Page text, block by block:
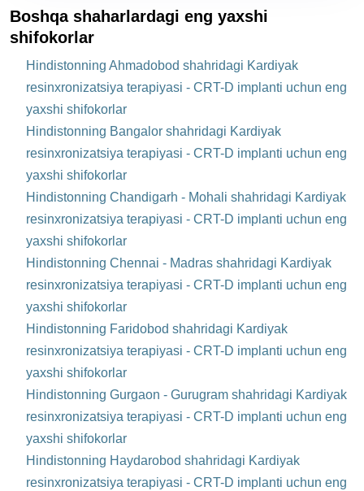
Boshqa shaharlardagi eng yaxshi
shifokorlar
Hindistonning Ahmadobod shahridagi Kardiyak
resinxronizatsiya terapiyasi - CRT-D implanti uchun eng
yaxshi shifokorlar
Hindistonning Bangalor shahridagi Kardiyak
resinxronizatsiya terapiyasi - CRT-D implanti uchun eng
yaxshi shifokorlar
Hindistonning Chandigarh - Mohali shahridagi Kardiyak
resinxronizatsiya terapiyasi - CRT-D implanti uchun eng
yaxshi shifokorlar
Hindistonning Chennai - Madras shahridagi Kardiyak
resinxronizatsiya terapiyasi - CRT-D implanti uchun eng
yaxshi shifokorlar
Hindistonning Faridobod shahridagi Kardiyak
resinxronizatsiya terapiyasi - CRT-D implanti uchun eng
yaxshi shifokorlar
Hindistonning Gurgaon - Gurugram shahridagi Kardiyak
resinxronizatsiya terapiyasi - CRT-D implanti uchun eng
yaxshi shifokorlar
Hindistonning Haydarobod shahridagi Kardiyak
resinxronizatsiya terapiyasi - CRT-D implanti uchun eng